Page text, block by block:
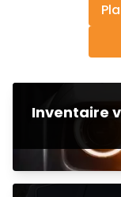
Inventaire